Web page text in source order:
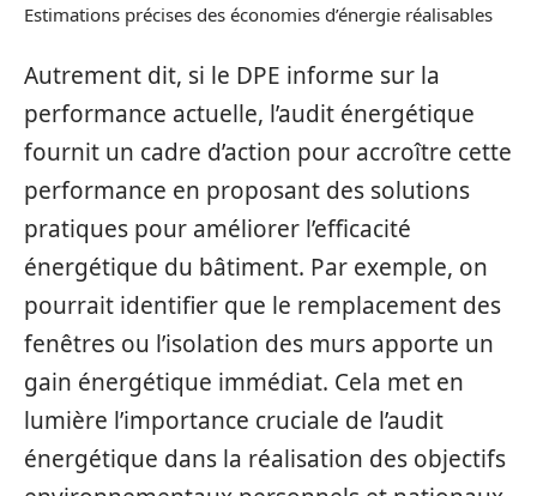
Estimations précises des économies d’énergie réalisables
Autrement dit, si le DPE informe sur la
performance actuelle, l’audit énergétique
fournit un cadre d’action pour accroître cette
performance en proposant des solutions
pratiques pour améliorer l’efficacité
énergétique du bâtiment. Par exemple, on
pourrait identifier que le remplacement des
fenêtres ou l’isolation des murs apporte un
gain énergétique immédiat. Cela met en
lumière l’importance cruciale de l’audit
énergétique dans la réalisation des objectifs